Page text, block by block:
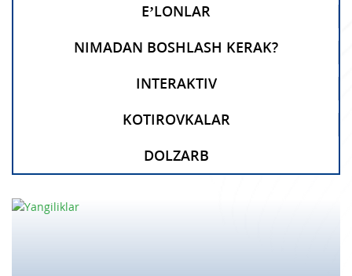
E’LONLAR
NIMADAN BOSHLASH KERAK?
INTERAKTIV
KOTIROVKALAR
DOLZARB